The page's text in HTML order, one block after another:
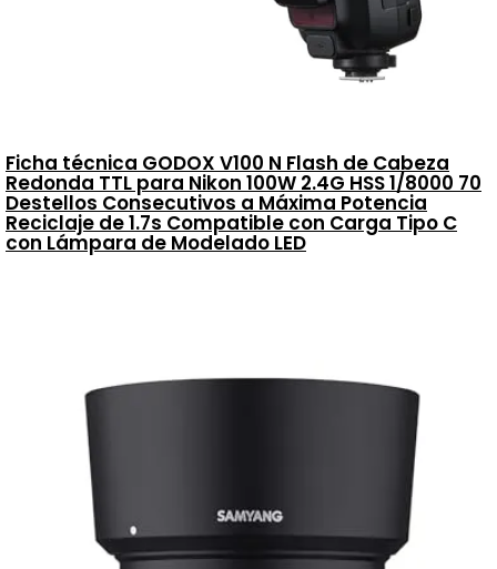
Ficha técnica GODOX V100 N Flash de Cabeza
Redonda TTL para Nikon 100W 2.4G HSS 1/8000 70
Destellos Consecutivos a Máxima Potencia
Reciclaje de 1.7s Compatible con Carga Tipo C
con Lámpara de Modelado LED